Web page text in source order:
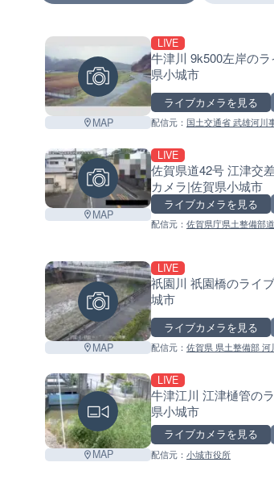
MAP
LIVE
牛津川 9k500左岸の
県小城市
ライブカメラを見る
配信元： 国土交通省 武雄河川
MAP
LIVE
佐賀県道42号 江津交
カメラ|佐賀県小城市
ライブカメラを見る
配信元： 佐賀県庁県土整備部
MAP
LIVE
祇園川 祇園橋のライ
城市
ライブカメラを見る
配信元： 佐賀県 県土整備部 河
MAP
LIVE
牛津江川 江津樋管の
県小城市
ライブカメラを見る
配信元： 小城市役所
+